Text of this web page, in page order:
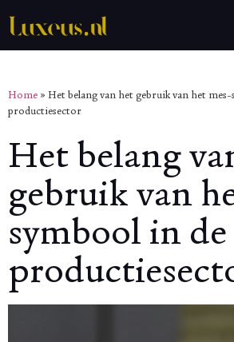
Home » Het belang van het gebruik van het
productiesector
Het belang
gebruik van
symbool in de